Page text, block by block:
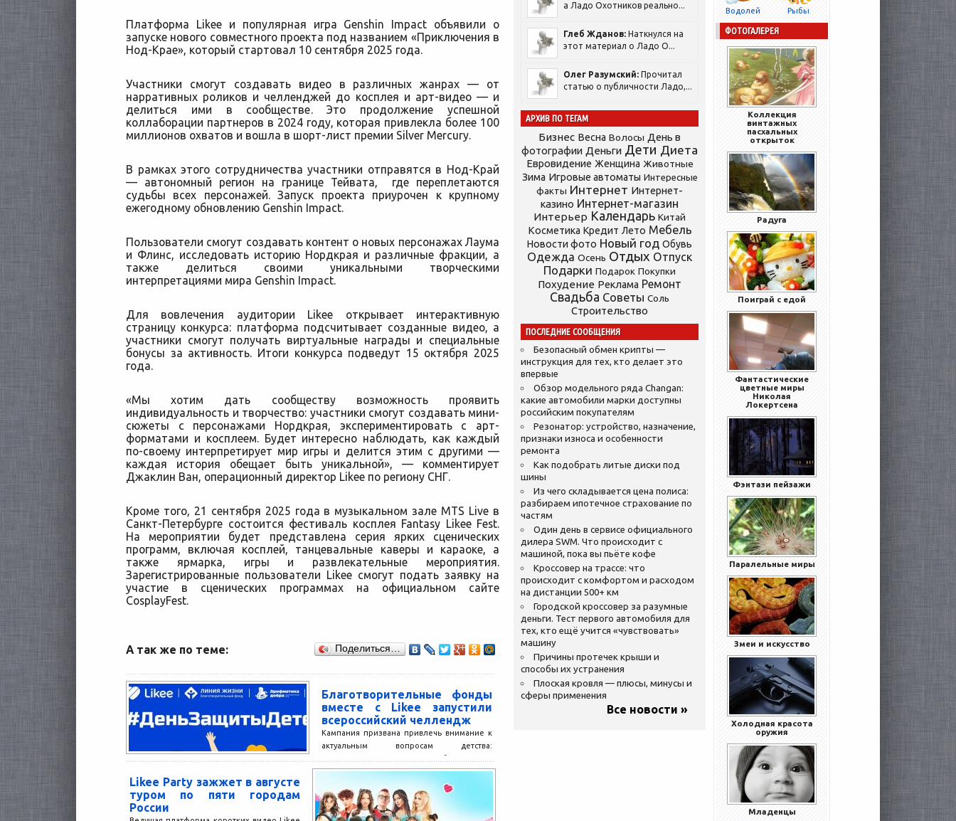
Платформа Likee и популярная игра Genshin Impact объявили о
запуске нового совместного проекта под названием «Приключения в
Нод-Крае», который стартовал 10 сентября 2025 года.
Участники смогут создавать видео в различных жанрах — от
нарративных роликов и челленджей до косплея и арт-видео — и
делиться ими в сообществе. Это продолжение успешной
коллаборации партнеров в 2024 году, которая привлекла более 100
миллионов охватов и вошла в шорт-лист премии Silver Mercury.
В рамках этого сотрудничества участники отправятся в Нод-Край
— автономный регион на границе Тейвата, где переплетаются
судьбы всех персонажей. Запуск проекта приурочен к крупному
ежегодному обновлению Genshin Impact.
Пользователи смогут создавать контент о новых персонажах Лаума
и Флинс, исследовать историю Нордкрая и различные фракции, а
также делиться своими уникальными творческими
интерпретациями мира Genshin Impact.
Для вовлечения аудитории Likee открывает интерактивную
страницу конкурса: платформа подсчитывает созданные видео, а
участники смогут получать виртуальные награды и специальные
бонусы за активность. Итоги конкурса подведут 15 октября 2025
года.
«Мы хотим дать сообществу возможность проявить
индивидуальность и творчество: участники смогут создавать мини-
сюжеты с персонажами Нордкрая, экспериментировать с арт-
форматами и косплеем. Будет интересно наблюдать, как каждый
по-своему интерпретирует мир игры и делится этим с другими —
каждая история обещает быть уникальной», — комментирует
Джаклин Ван, операционный директор Likee по региону СНГ.
Кроме того, 21 сентября 2025 года в музыкальном зале MTS Live в
Санкт-Петербурге состоится фестиваль косплея Fantasy Likee Fest.
На мероприятии будет представлена серия ярких сценических
программ, включая косплей, танцевальные каверы и караоке, а
также ярмарка, игры и развлекательные мероприятия.
Зарегистрированные пользователи Likee смогут подать заявку на
участие в сценических программах на официальном сайте
CosplayFest.
А так же по теме: Поделиться…
Благотворительные фонды
вместе с Likee запустили
всероссийский челлендж
Кампания призвана привлечь внимание к
актуальным вопросам детства:
распространению семьесберегающих
практик, помощи детям с тяжелыми
заболеваниями, профилактике
деструктивного поведения среди...
Likee Party зажжет в августе
туром по пяти городам
России
а Ладо Охотников реально...
Глеб Жданов: Наткнулся на
этот материал о Ладо О...
Олег Разумский: Прочитал
статью о публичности Ладо,...
АРХИВ ПО ТЕГАМ
Бизнес Весна Волосы День в
фотографии Деньги Дети Диета
Евровидение Женщина Животные
Зима Игровые автоматы Интересные
факты Интернет Интернет-
казино Интернет-магазин
Интерьер Календарь Китай
Косметика Кредит Лето Мебель
Новости фото Новый год Обувь
Одежда Осень Отдых Отпуск
Подарки Подарок Покупки
Похудение Реклама Ремонт
Свадьба Советы Соль
Строительство
ПОСЛЕДНИЕ СООБЩЕНИЯ
Безопасный обмен крипты —
инструкция для тех, кто делает это
впервые
Обзор модельного ряда Changan:
какие автомобили марки доступны
российским покупателям
Резонатор: устройство, назначение,
признаки износа и особенности
ремонта
Как подобрать литые диски под
шины
Из чего складывается цена полиса:
разбираем ипотечное страхование по
частям
Один день в сервисе официального
дилера SWM. Что происходит с
машиной, пока вы пьёте кофе
Кроссовер на трассе: что
происходит с комфортом и расходом
на дистанции 500+ км
Городской кроссовер за разумные
деньги. Тест первого автомобиля для
тех, кто ещё учится «чувствовать»
машину
Причины протечек крыши и
способы их устранения
Плоская кровля — плюсы, минусы и
сферы применения
Все новости »
Водолей Рыбы
ФОТОГАЛЕРЕЯ
Коллекция
винтажных
пасхальных
открыток
Радуга
Поиграй с едой
Фантастические
цветные миры
Николая
Локертсена
Фэнтази пейзажи
Паралельные миры
Змеи и искусство
Холодная красота
оружия
Младенцы